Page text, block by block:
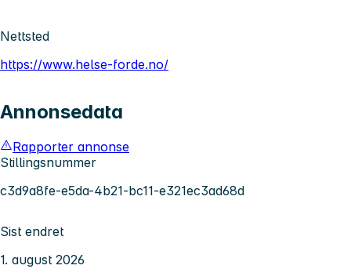
Nettsted
https://www.helse-forde.no/
Annonsedata
Rapporter annonse
Stillingsnummer
c3d9a8fe-e5da-4b21-bc11-e321ec3ad68d
Sist endret
1. august 2026